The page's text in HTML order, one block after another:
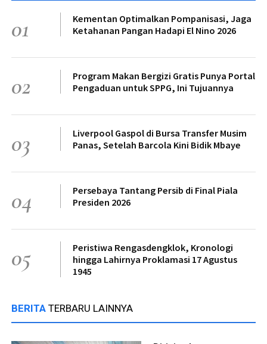
01
Kementan Optimalkan Pompanisasi, Jaga
Ketahanan Pangan Hadapi El Nino 2026
02
Program Makan Bergizi Gratis Punya Portal
Pengaduan untuk SPPG, Ini Tujuannya
03
Liverpool Gaspol di Bursa Transfer Musim
Panas, Setelah Barcola Kini Bidik Mbaye
04
Persebaya Tantang Persib di Final Piala
Presiden 2026
05
Peristiwa Rengasdengklok, Kronologi
hingga Lahirnya Proklamasi 17 Agustus
1945
BERITA TERBARU LAINNYA